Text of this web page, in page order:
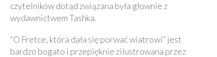
czytelników dotąd związana była głownie z
wydawnictwem Tashka.
“O Fretce, która dała się porwać wiatrowi” jest
bardzo bogato i przepięknie zilustrowana przez